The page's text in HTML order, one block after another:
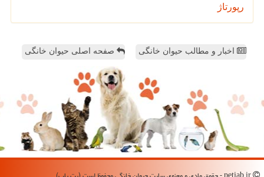
رپورتاژ
اخبار و مطالب حیوان خانگی صفحه اصلی حیوان خانگی